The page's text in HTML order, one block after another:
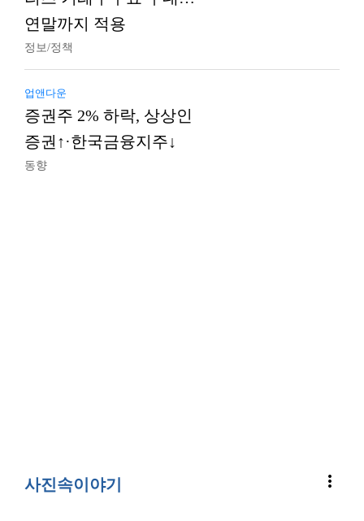
연말까지 적용
정보/정책
업앤다운
증권주 2% 하락, 상상인
증권↑·한국금융지주↓
동향
사진속이야기 more_vert